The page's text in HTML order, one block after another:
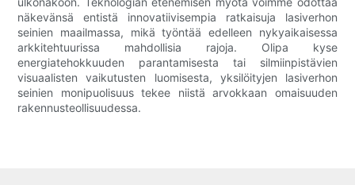
näkevänsä entistä innovatiivisempia ratkaisuja lasiverhon
seinien maailmassa, mikä työntää edelleen nykyaikaisessa
arkkitehtuurissa mahdollisia rajoja. Olipa kyse
energiatehokkuuden parantamisesta tai silmiinpistävien
visuaalisten vaikutusten luomisesta, yksilöityjen lasiverhon
seinien monipuolisuus tekee niistä arvokkaan omaisuuden
rakennusteollisuudessa.